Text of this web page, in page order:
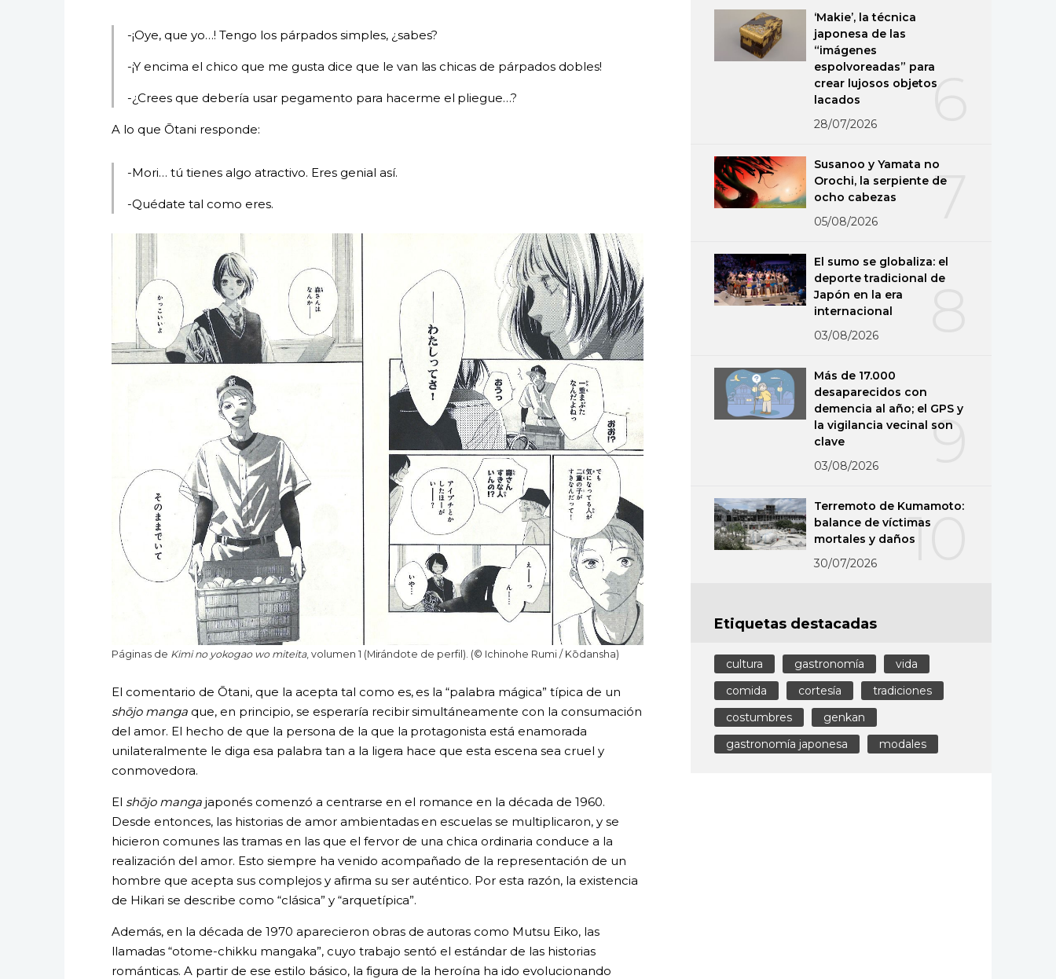
-¡Oye, que yo…! Tengo los párpados simples, ¿sabes?
-¡Y encima el chico que me gusta dice que le van las chicas de párpados dobles!
-¿Crees que debería usar pegamento para hacerme el pliegue…?
A lo que Ōtani responde:
-Mori… tú tienes algo atractivo. Eres genial así.
-Quédate tal como eres.
Páginas de Kimi no yokogao wo miteita, volumen 1 (Mirándote de perfil). (© Ichinohe Rumi / Kōdansha)
El comentario de Ōtani, que la acepta tal como es, es la “palabra mágica” típica de un
shōjo mangaque, en principio, se esperaría recibir simultáneamente con la consumación
del amor. El hecho de que la persona de la que la protagonista está enamorada
unilateralmente le diga esa palabra tan a la ligera hace que esta escena sea cruel y
conmovedora.
El shōjo mangajaponés comenzó a centrarse en el romance en la década de 1960.
Desde entonces, las historias de amor ambientadas en escuelas se multiplicaron, y se
hicieron comunes las tramas en las que el fervor de una chica ordinaria conduce a la
realización del amor. Esto siempre ha venido acompañado de la representación de un
hombre que acepta sus complejos y afirma su ser auténtico. Por esta razón, la existencia
de Hikari se describe como “clásica” y “arquetípica”.
Además, en la década de 1970 aparecieron obras de autoras como Mutsu Eiko, las
llamadas “otome-chikku mangaka”, cuyo trabajo sentó el estándar de las historias
románticas. A partir de ese estilo básico, la figura de la heroína ha ido evolucionando
6
‘Makie’, la técnica
japonesa de las
“imágenes
espolvoreadas” para
crear lujosos objetos
lacados
28/07/2026
7
Susanoo y Yamata no
Orochi, la serpiente de
ocho cabezas
05/08/2026
El sumo se globaliza: el
deporte tradicional de
Japón en la era
internacional
03/08/2026
9
Más de 17.000
desaparecidos con
demencia al año; el GPS y
la vigilancia vecinal son
clave
03/08/2026
10
Terremoto de Kumamoto:
balance de víctimas
mortales y daños
30/07/2026
Etiquetas destacadas
cultura gastronomía
vida
comida
cortesía
tradiciones
costumbres
genkan
gastronomía japonesa
modales